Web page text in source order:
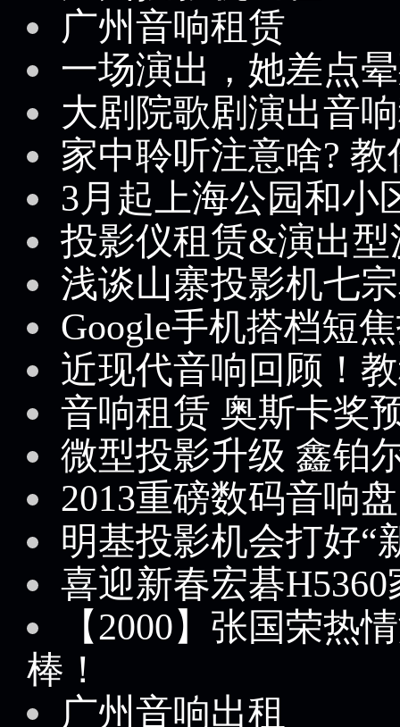
广州音响租赁
一场演出，她差点
大剧院歌剧演出音
家中聆听注意啥?
3月起上海公园和小
投影仪租赁&演出
浅谈山寨投影机七
Google手机搭档短
近现代音响回顾！
音响租赁 奥斯卡奖
微型投影升级 鑫铂
2013重磅数码音响
明基投影机会打好“
喜迎新春宏碁
【2000】张国荣热
棒！
广州音响出租